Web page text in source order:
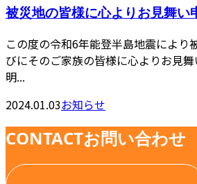
被災地の皆様に心よりお見舞い
この度の令和6年能登半島地震により
びにそのご家族の皆様に心よりお見
明...
2024.01.03お知らせ
CONTACTお問い合わせ